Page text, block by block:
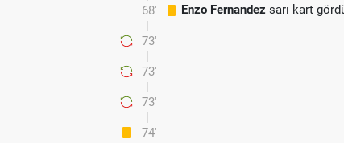
68' Enzo Fernandez sarı kart
73'
73'
73'
74'